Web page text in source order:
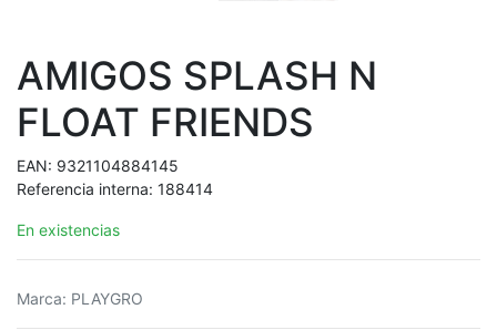
AMIGOS SPLASH N
FLOAT FRIENDS
EAN: 9321104884145
Referencia interna: 188414
En existencias
Marca: PLAYGRO